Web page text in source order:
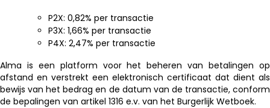
P2X: 0,82% per transactie
P3X: 1,66% per transactie
P4X: 2,47% per transactie
Alma is een platform voor het beheren van betalingen op
afstand en verstrekt een elektronisch certificaat dat dient als
bewijs van het bedrag en de datum van de transactie, conform
de bepalingen van artikel 1316 e.v. van het Burgerlijk Wetboek.